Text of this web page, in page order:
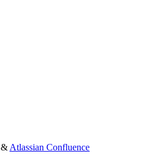
& Atlassian Confluence